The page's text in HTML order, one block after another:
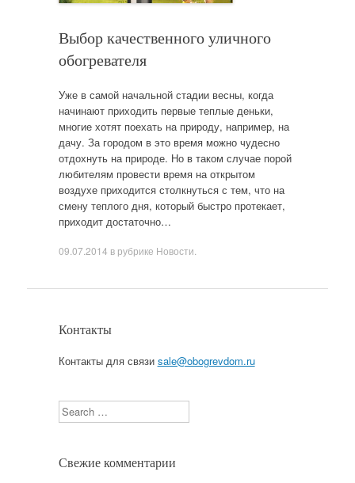
Выбор качественного уличного
обогревателя
Уже в самой начальной стадии весны, когда
начинают приходить первые теплые деньки,
многие хотят поехать на природу, например, на
дачу. За городом в это время можно чудесно
отдохнуть на природе. Но в таком случае порой
любителям провести время на открытом
воздухе приходится столкнуться с тем, что на
смену теплого дня, который быстро протекает,
приходит достаточно…
09.07.2014 в рубрике Новости
Контакты
Контакты для связи sale@obogrevdom.ru
Search
Свежие комментарии